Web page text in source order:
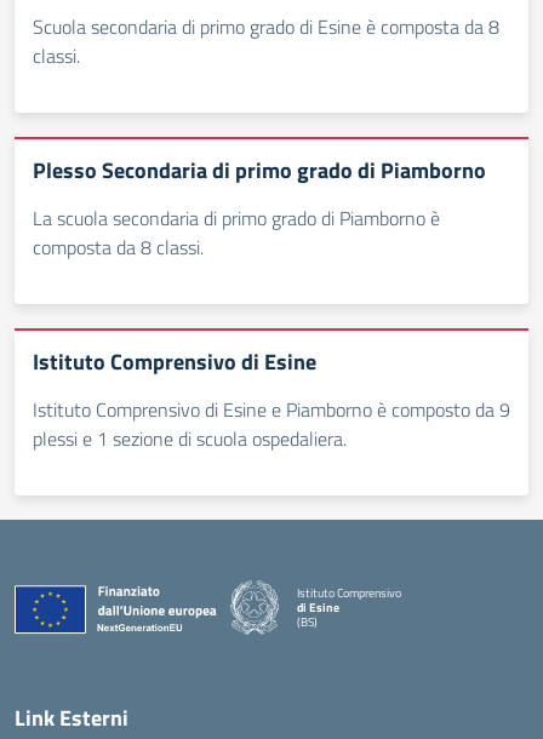
Scuola secondaria di primo grado di Esine è composta da 8
classi.
Plesso Secondaria di primo grado di Piamborno
La scuola secondaria di primo grado di Piamborno è
composta da 8 classi.
Istituto Comprensivo di Esine
Istituto Comprensivo di Esine e Piamborno è composto da 9
plessi e 1 sezione di scuola ospedaliera.
Istituto Comprensivo
di Esine
(BS)
Link Esterni